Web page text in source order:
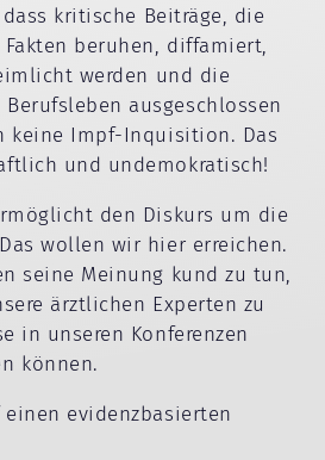
kritische Beiträge, die
beruhen, diffamiert,
werden und die
ausgeschlossen
keine Impf-Inquisition. Das
und undemokratisch!
den Diskurs um die
wollen wir hier erreichen.
seine Meinung kund zu tun,
ärztlichen Experten zu
in unseren Konferenzen
können.
evidenzbasierten